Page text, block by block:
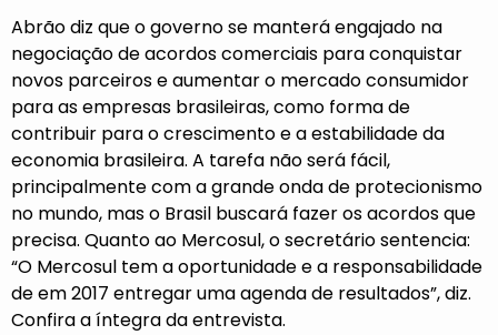
Abrão diz que o governo se manterá engajado na
negociação deacordos comerciais para conquistar
novos parceiros e aumentar o mercado consumidor
para as empresas brasileiras, como forma de
contribuir para o crescimento e a estabilidade da
economia brasileira. A tarefa não será fácil,
principalmente com a grande onda de protecionismo
no mundo, mas o Brasil buscará fazer os acordos que
precisa. Quanto ao Mercosul, o secretário sentencia:
“O Mercosul tem a oportunidade e a responsabilidade
de em 2017 entregar uma agenda de resultados”, diz.
Confira a íntegra da entrevista.